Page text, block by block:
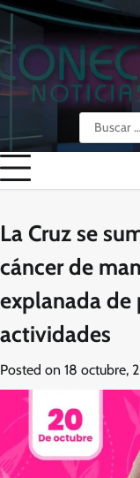
Skip
content
Buscar:
La Cruz se
cáncer de
explanada de
actividades
Posted on 18 octubre,